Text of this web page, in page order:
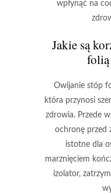
wpłynąć na
Jakie są
Owijanie stóp
która przynosi
zdrowia. Przede
ochronę przed
istotne dla
marznięciem
izolator,